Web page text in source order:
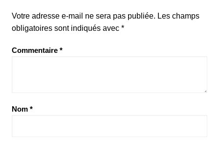
Votre adresse e-mail ne sera pas publiée. Les champs
obligatoires sont indiqués avec *
Commentaire *
Nom *